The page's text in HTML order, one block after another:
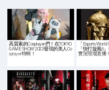
高質素的Cosplayer們！在TOKYO
GAME SHOW 2022發現的美人Co
splayer特輯！
「Esports
「快打旋風6
實況現場直播